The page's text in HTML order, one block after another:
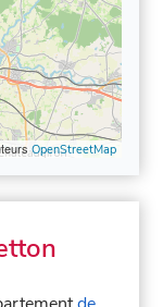
OpenStreetMap